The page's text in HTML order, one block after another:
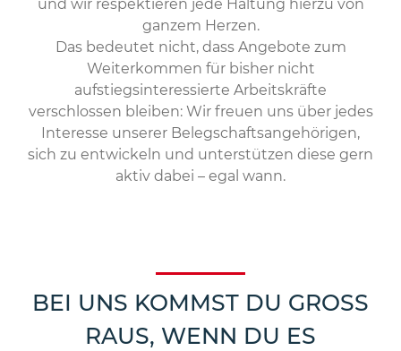
und wir respektieren jede Haltung hierzu von
ganzem Herzen.
Das bedeutet nicht, dass Angebote zum
Weiterkommen für bisher nicht
aufstiegsinteressierte Arbeitskräfte
verschlossen bleiben: Wir freuen uns über jedes
Interesse unserer Belegschaftsangehörigen,
sich zu entwickeln und unterstützen diese gern
aktiv dabei – egal wann.
BEI UNS KOMMST DU GROSS R
AUS, WENN DU ES M